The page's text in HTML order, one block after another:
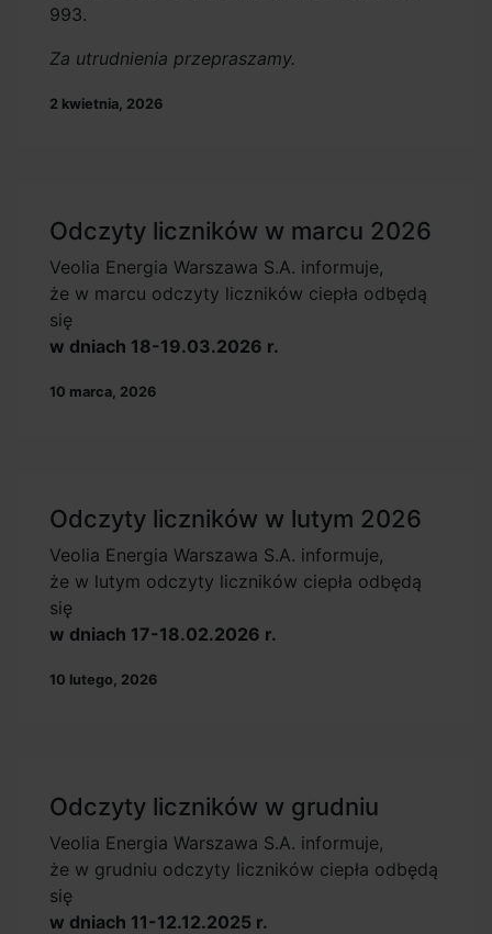
993.
Za utrudnienia przepraszamy.
2 kwietnia, 2026
Odczyty liczników w marcu 2026
Veolia Energia Warszawa S.A. informuje,
że w marcu odczyty liczników ciepła odbędą
się
w dniach 18-19.03.2026 r.
10 marca, 2026
Odczyty liczników w lutym 2026
Veolia Energia Warszawa S.A. informuje,
że w lutym odczyty liczników ciepła odbędą
się
w dniach 17-18.02.2026 r.
10 lutego, 2026
Odczyty liczników w grudniu
Veolia Energia Warszawa S.A. informuje,
że w grudniu odczyty liczników ciepła odbędą
się
w dniach 11-12.12.2025 r.